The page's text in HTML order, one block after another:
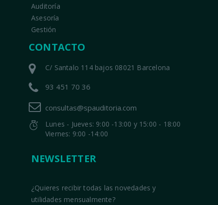
Auditoría
Asesoría
Gestión
CONTACTO
C/ Santalo 114 bajos 08021 Barcelona
93 451 70 36
consultas@spauditoria.com
Lunes - Jueves: 9:00 -13:00 y 15:00 - 18:00
Viernes: 9:00 -14:00
NEWSLETTER
¿Quieres recibir todas las novedades y
utilidades mensualmente?